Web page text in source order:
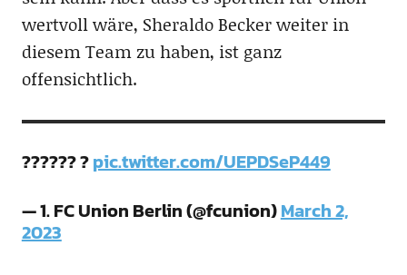
wertvoll wäre, Sheraldo Becker weiter in
diesem Team zu haben, ist ganz
offensichtlich.
?????? ?pic.twitter.com/UEPDSeP449
— 1. FC Union Berlin (@fcunion)March 2,
2023